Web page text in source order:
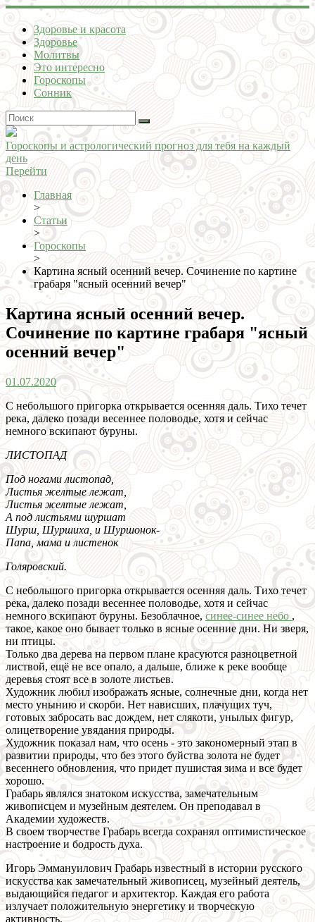
Здоровье и красота
Здоровье
Молитвы
Это интересно
Гороскопы
Сонник
Гороскопы и астрологический прогноз для тебя на каждый
день
Перейти
Главная
>
Статьи
>
Гороскопы
>
Картина ясный осенний вечер. Сочинение по картине
грабаря "ясный осенний вечер"
Картина ясный осенний вечер.
Сочинение по картине грабаря "ясный
осенний вечер"
01.07.2020
С небольшого пригорка открывается осенняя даль. Тихо течет
река, далеко позади весеннее половодье, хотя и сейчас
немного вскипают буруны.
ЛИСТОПАД
Под ногами листопад,
Листья желтые лежат,
Листья желтые лежат,
А под листьями шуршат
Шурш, Шуршиха, и Шуршонок-
Папа, мама и листенок
Голяровский.
С небольшого пригорка открывается осенняя даль. Тихо течет
река, далеко позади весеннее половодье, хотя и сейчас
немного вскипают буруны. Безоблачное, синее-синее небо ,
такое, какое оно бывает только в ясные осенние дни. Ни зверя,
ни птицы.
Только два дерева на первом плане красуются разноцветной
листвой, ещё не все опало, а дальше, ближе к реке вообще
деревья стоят все в золоте листьев.
Художник любил изображать ясные, солнечные дни, когда нет
место унынию и скорби. Нет нависших, плачущих туч,
готовых забросать вас дождем, нет слякоти, унылых фигур,
олицетворение увядания природы.
Художник показал нам, что осень - это закономерный этап в
развитии природы, что без этого буйства золота не будет
весеннего обновления, что придет пушистая зима и все будет
хорошо.
Грабарь являлся знатоком искусства, замечательным
живописцем и музейным деятелем. Он преподавал в
Академии художеств.
В своем творчестве Грабарь всегда сохранял оптимистическое
настроение и бодрость духа.
Игорь Эммануилович Грабарь известный в истории русского
искусства как замечательный живописец, музейный деятель,
выдающийся педагог и архитектор. Каждая его работа
излучает положительную энергетику и творческую
активность.